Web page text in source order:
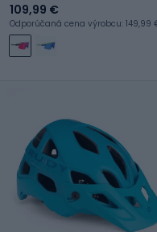
109,99 €
Odporúčaná cena výrobcu: 149,99